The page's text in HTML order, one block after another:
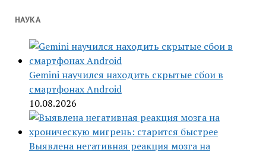
НАУКА
Gemini научился находить скрытые сбои в
смартфонах Android
10.08.2026
Выявлена негативная реакция мозга на